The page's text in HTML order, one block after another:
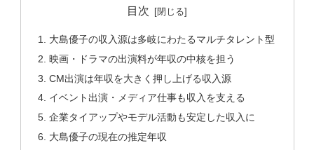
目次
大島優子の収入源は多岐にわたるマルチタレント型
映画・ドラマの出演料が年収の中核を担う
CM出演は年収を大きく押し上げる収入源
イベント出演・メディア仕事も収入を支える
企業タイアップやモデル活動も安定した収入に
大島優子の現在の推定年収